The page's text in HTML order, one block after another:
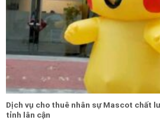
Dịch vụ cho thuê nhân sự Mascot chất
tỉnh lân cận